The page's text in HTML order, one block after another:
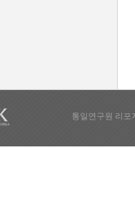
통일연구원 리포